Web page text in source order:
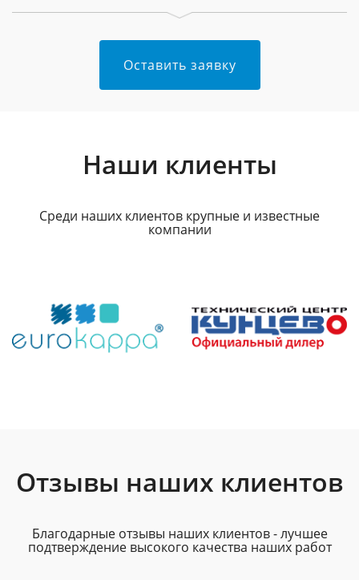
Оставить заявку
Наши клиенты
Среди наших клиентов крупные и известные
компании
Отзывы наших клиентов
Благодарные отзывы наших клиентов - лучшее
подтверждение высокого качества наших работ